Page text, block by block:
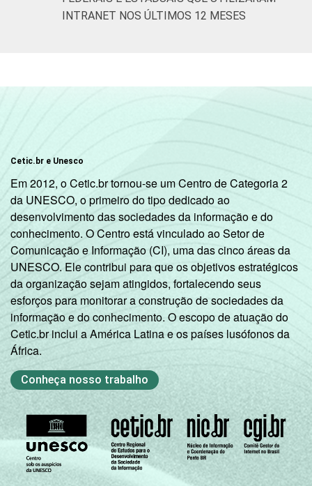
INTRANET NOS ÚLTIMOS 12 MESES
Cetic.br e Unesco
Em 2012, o Cetic.br tornou-se um Centro de Categoria 2
da UNESCO, o primeiro do tipo dedicado ao
desenvolvimento das sociedades da informação e do
conhecimento. O Centro está vinculado ao Setor de
Comunicação e Informação (CI), uma das cinco áreas da
UNESCO. Ele contribui para que os objetivos estratégicos
da organização sejam atingidos, fortalecendo seus
esforços para monitorar a construção de sociedades da
informação e do conhecimento. O escopo de atuação do
Cetic.br inclui a América Latina e os países lusófonos da
África.
Conheça nosso trabalho